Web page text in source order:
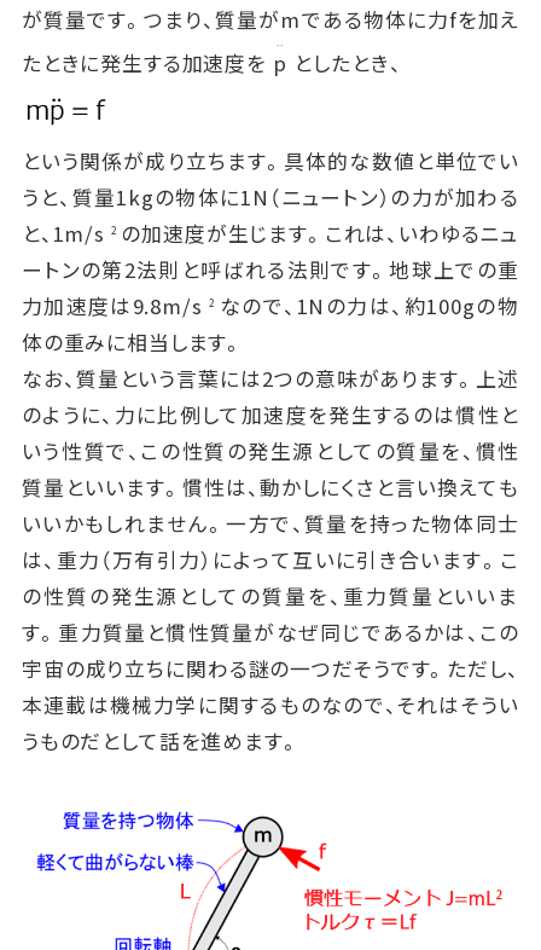
が質量です。つまり、質量がmである物体に力fを加え
たときに発生する加速度を p としたとき、
という関係が成り立ちます。具体的な数値と単位でい
うと、質量1kgの物体に1N（ニュートン）の力が加わる
と、1m/s 2 の加速度が生じます。これは、いわゆるニュ
ートンの第2法則と呼ばれる法則です。地球上での重
力加速度は9.8m/s 2 なので、1Nの力は、約100gの物
体の重みに相当します。
なお、質量という言葉には2つの意味があります。上述
のように、力に比例して加速度を発生するのは慣性と
いう性質で、この性質の発生源としての質量を、慣性
質量といいます。慣性は、動かしにくさと言い換えても
いいかもしれません。一方で、質量を持った物体同士
は、重力（万有引力）によって互いに引き合います。こ
の性質の発生源としての質量を、重力質量といいま
す。重力質量と慣性質量がなぜ同じであるかは、この
宇宙の成り立ちに関わる謎の一つだそうです。ただし、
本連載は機械力学に関するものなので、それはそうい
うものだとして話を進めます。